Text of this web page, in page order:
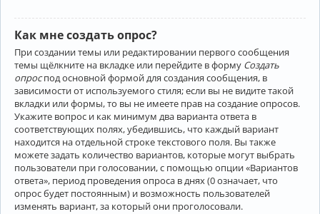
Как мне создать опрос?
При создании темы или редактировании первого сообщения
темы щёлкните на вкладке или перейдите в форму Создать
опроспод основной формой для создания сообщения, в
зависимости от используемого стиля; если вы не видите такой
вкладки или формы, то вы не имеете прав на создание опросов.
Укажите вопрос и как минимум два варианта ответа в
соответствующих полях, убедившись, что каждый вариант
находится на отдельной строке текстового поля. Вы также
можете задать количество вариантов, которые могут выбрать
пользователи при голосовании, с помощью опции «Вариантов
ответа», период проведения опроса в днях (0 означает, что
опрос будет постоянным) и возможность пользователей
изменять вариант, за который они проголосовали.